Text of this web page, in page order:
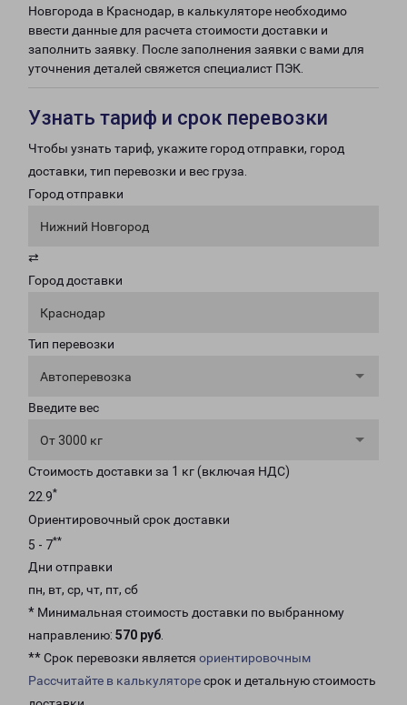
Новгорода в Краснодар, в калькуляторе необходимо
ввести данные для расчета стоимости доставки и
заполнить заявку. После заполнения заявки с вами для
уточнения деталей свяжется специалист ПЭК.
Узнать тариф и срок перевозки
Чтобы узнать тариф, укажите город отправки, город
доставки, тип перевозки и вес груза.
Город отправки
Нижний Новгород
⇄
Город доставки
Краснодар
Тип перевозки
Автоперевозка
Введите вес
От 3000 кг
Стоимость доставки за 1 кг (включая НДС)
22.9*
Ориентировочный срок доставки
5 - 7**
Дни отправки
пн, вт, ср, чт, пт, сб
* Минимальная стоимость доставки по выбранному
направлению: 570 руб.
** Срок перевозки является ориентировочным
Рассчитайте в калькуляторесрок и детальную стоимость